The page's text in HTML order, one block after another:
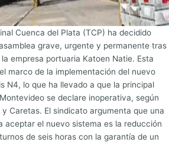
Cuenca del Plata (TCP) ha decidido
grave, urgente y permanente tras
empresa portuaria Katoen Natie. Esta
marco de la implementación del nuevo
N4, lo que ha llevado a que la principal
se declare inoperativa, según
Caretas. El sindicato argumenta que una
aceptar el nuevo sistema es la reducción
de seis horas con la garantía de un